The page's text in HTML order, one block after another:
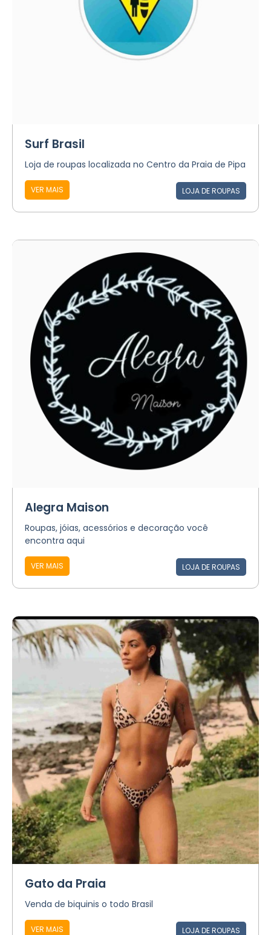
Surf Brasil
Loja de roupas localizada no Centro da Praia de Pipa
VER MAIS LOJA DE ROUPAS
Alegra Maison
Roupas, jóias, acessórios e decoração você
encontra aqui
VER MAIS LOJA DE ROUPAS
Gato da Praia
Venda de biquinis o todo Brasil
VER MAIS LOJA DE ROUPAS